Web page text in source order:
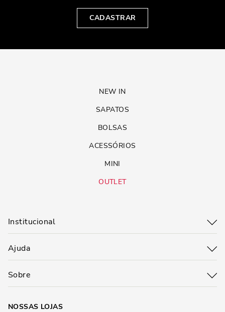
CADASTRAR
NEW IN
SAPATOS
BOLSAS
ACESSÓRIOS
MINI
OUTLET
Institucional
Ajuda
Sobre
NOSSAS LOJAS